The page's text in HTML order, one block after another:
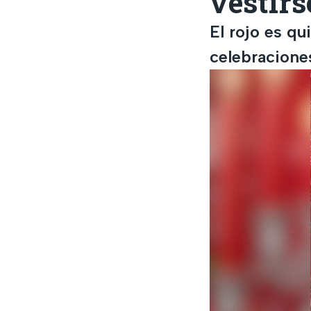
El rojo es